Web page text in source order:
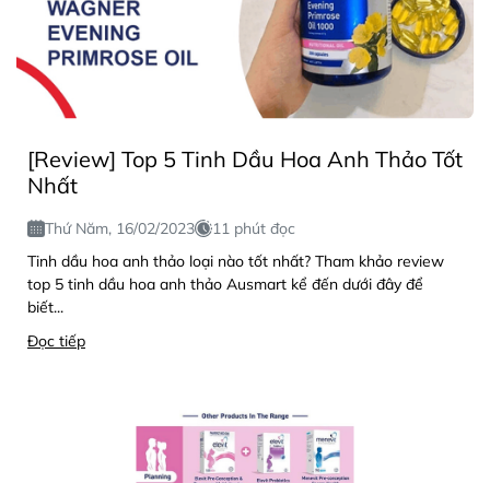
[Review] Top 5 Tinh Dầu Hoa Anh Thảo Tốt
Nhất
Thứ Năm, 16/02/2023
11 phút đọc
Tinh dầu hoa anh thảo loại nào tốt nhất? Tham khảo review
top 5 tinh dầu hoa anh thảo Ausmart kể đến dưới đây để
biết...
Đọc tiếp